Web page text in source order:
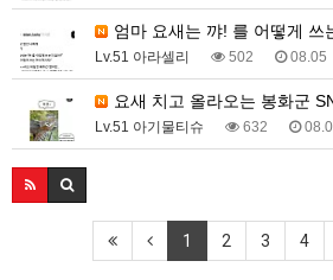
엄마 요새는 꺄! 를 어떻게 쓰
Lv.51 아라셀리 502 08.05
요새 치고 올라오는 봉화군
Lv.51 아기물티슈 632
1 2 3 4